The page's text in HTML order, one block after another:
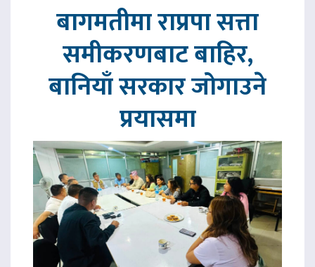
बागमतीमा राप्रपा सत्ता
समीकरणबाट बाहिर,
बानियाँ सरकार जोगाउने
प्रयासमा